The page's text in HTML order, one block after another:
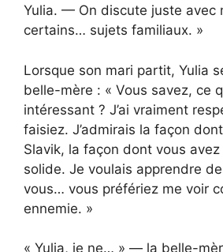
Yulia. — On discute juste avec
certains… sujets familiaux. »
Lorsque son mari partit, Yulia
belle-mère : « Vous savez, ce
intéressant ? J’ai vraiment
faisiez. J’admirais la façon
Slavik, la façon dont vous
solide. Je voulais apprendre
vous… vous préfériez me voir
ennemie. »
« Yulia, je ne… » — la belle-